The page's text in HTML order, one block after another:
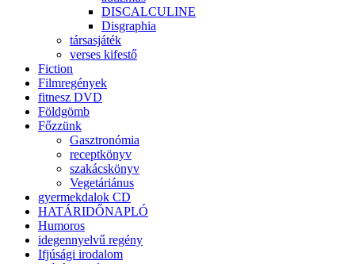
DISCALCULINE
Disgraphia
társasjáték
verses kifestő
Fiction
Filmregények
fitnesz DVD
Földgömb
Főzzünk
Gasztronómia
receptkönyv
szakácskönyv
Vegetáriánus
gyermekdalok CD
HATÁRIDŐNAPLÓ
Humoros
idegennyelvű regény
Ifjúsági irodalom